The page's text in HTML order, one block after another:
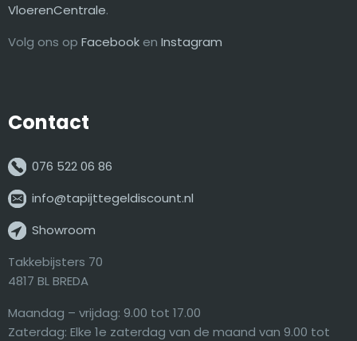
VloerenCentrale.
Volg ons op Facebook en Instagram
Contact
076 522 06 86
info@tapijttegeldiscount.nl
Showroom
Takkebijsters 70
4817 BL BREDA
Maandag – vrijdag: 9.00 tot 17.00
Zaterdag: Elke 1e zaterdag van de maand van 9.00 tot